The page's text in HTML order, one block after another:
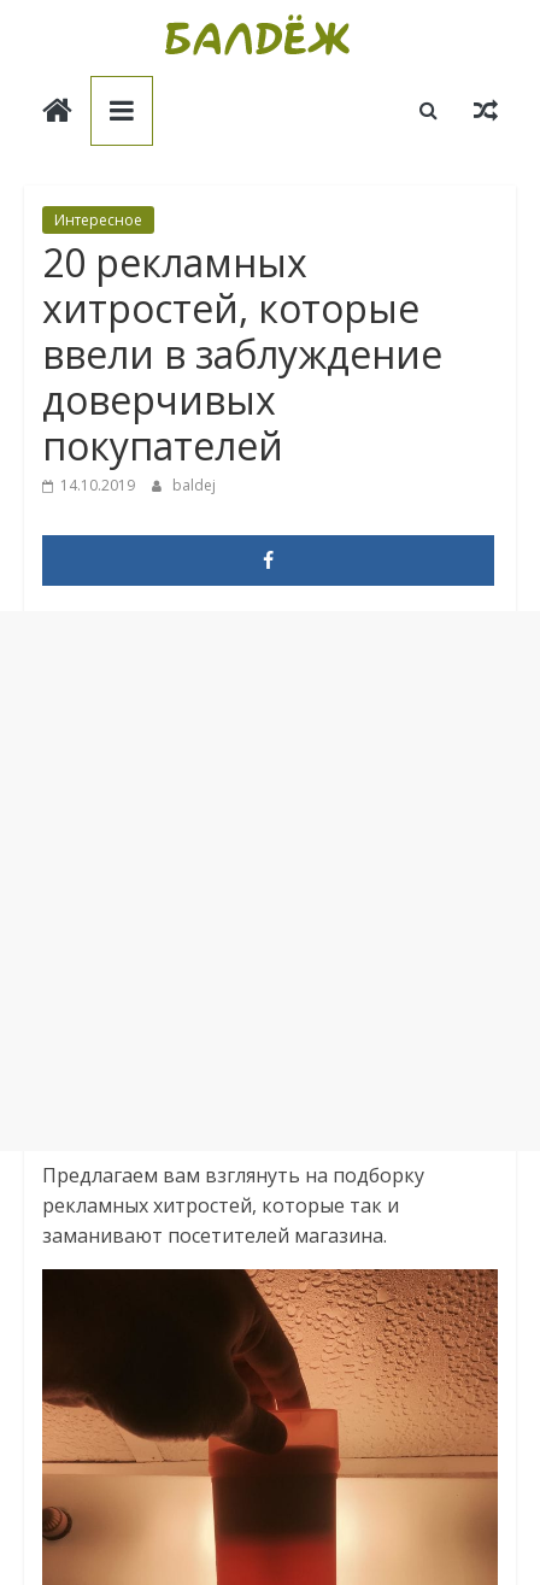
Балдёж
Интересное
20 рекламных
хитростей, которые
ввели в заблуждение
доверчивых
покупателей
14.10.2019 baldej
Предлагаем вам взглянуть на подборку
рекламных хитростей, которые так и
заманивают посетителей магазина.